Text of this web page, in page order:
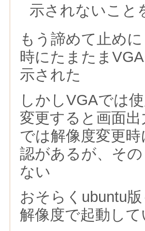
示されないこと
もう諦めて止め
時にたまたま
示された
しかしVGAでは
変更すると画面
では解像度変更
認があるが、そ
ない
おそらくubuntu
解像度で起動し